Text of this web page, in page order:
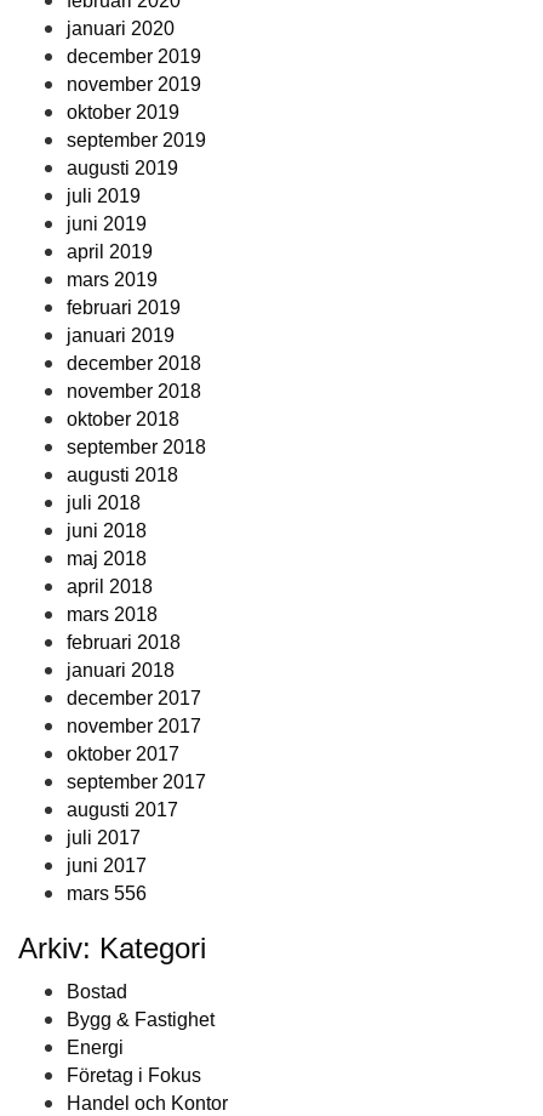
januari 2020
december 2019
november 2019
oktober 2019
september 2019
augusti 2019
juli 2019
juni 2019
april 2019
mars 2019
februari 2019
januari 2019
december 2018
november 2018
oktober 2018
september 2018
augusti 2018
juli 2018
juni 2018
maj 2018
april 2018
mars 2018
februari 2018
januari 2018
december 2017
november 2017
oktober 2017
september 2017
augusti 2017
juli 2017
juni 2017
mars 556
Arkiv: Kategori
Bostad
Bygg & Fastighet
Energi
Företag i Fokus
Handel och Kontor